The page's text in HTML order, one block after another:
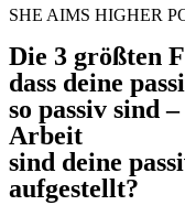
SHE AIMS HIGHER
Die 3 größten
dass deine
so passiv sind
Arbeit
sind deine
aufgestellt?